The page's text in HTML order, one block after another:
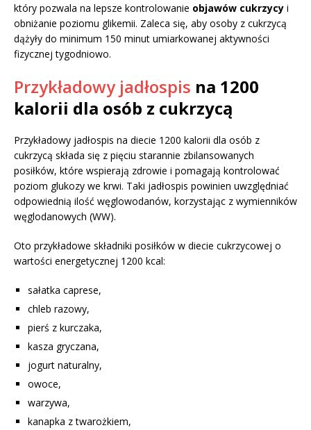
który pozwala na lepsze kontrolowanie objawów cukrzycy i
obniżanie poziomu glikemii. Zaleca się, aby osoby z cukrzycą
dążyły do minimum 150 minut umiarkowanej aktywności
fizycznej tygodniowo.
Przykładowy jadłospis na 1200
kalorii dla osób z cukrzycą
Przykładowy jadłospis na diecie 1200 kalorii dla osób z
cukrzycą składa się z pięciu starannie zbilansowanych
posiłków, które wspierają zdrowie i pomagają kontrolować
poziom glukozy we krwi. Taki jadłospis powinien uwzględniać
odpowiednią ilość węglowodanów, korzystając z wymienników
węglodanowych (WW).
Oto przykładowe składniki posiłków w diecie cukrzycowej o
wartości energetycznej 1200 kcal:
sałatka caprese,
chleb razowy,
pierś z kurczaka,
kasza gryczana,
jogurt naturalny,
owoce,
warzywa,
kanapka z twarożkiem,